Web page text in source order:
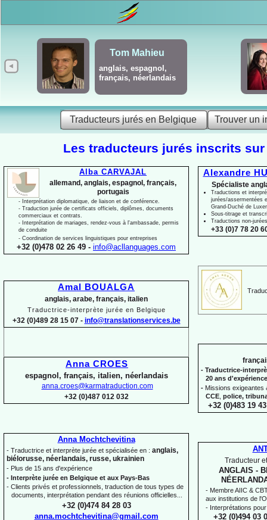
Traducteurs jurés en Belgique Trouver un
Tom Mahieu
anglais, espagnol,
français, néerlandais
Les traducteurs jurés inscrits
Alexandre
Spécialiste
Traductions et
jurées/assermentées
Grand-Duché de
Sous-titrage et
Traductions non-
+33 (0)7 78 20
- Traductrice-
20 ans
- Missions exigeantes
CCE police,
+32 (0)483 19
Traducteur
ANGLAIS -
- Membre AIIC &
aux institutions de
- Interprétations
+32 (0)494 03
Alba CARVAJAL
allemand, anglais, espagnol, français,
portugais
- Interprétation diplomatique, de liaison et de conférence.
- Traduction jurée de certificats officiels, diplômes, documents
commerciaux et contrats.
- Interprétation de mariages, rendez-vous à l'ambassade, permis
de conduite
- Coordination de services linguistiques pour entreprises
+32 (0)478 02 26 49 - info@acllanguages.com
Amal BOUALGA
anglais, arabe, français, italien
Traductrice-interprète jurée en Belgique
+32 (0)489 28 15 07 - info@translationservices.be
Anna CROES
espagnol, français, italien, néerlandais
anna.croes@karmatraduction.com
+32 (0)487 012 032
Anna Mochtchevitina
- Traductrice et interprète jurée et spécialisée en : anglais,
biélorusse, néerlandais, russe, ukrainien
- Plus de 15 ans d'expérience
- Interprète jurée en Belgique et aux Pays-Bas
- Clients privés et professionnels, traduction de tous types de
documents, interprétation pendant des réunions officielles...
+32 (0)474 84 28 03
anna.mochtchevitina@gmail.com